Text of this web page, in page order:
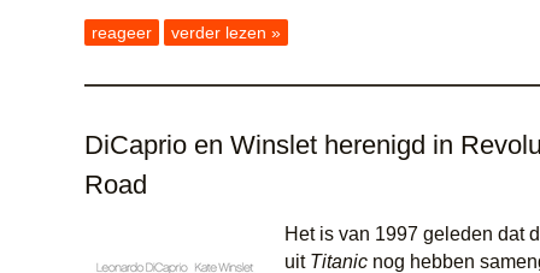
reageer verder lezen »
DiCaprio en Winslet herenigd in
Road
Het is van 1997 geleden dat
uit Titanic nog hebben